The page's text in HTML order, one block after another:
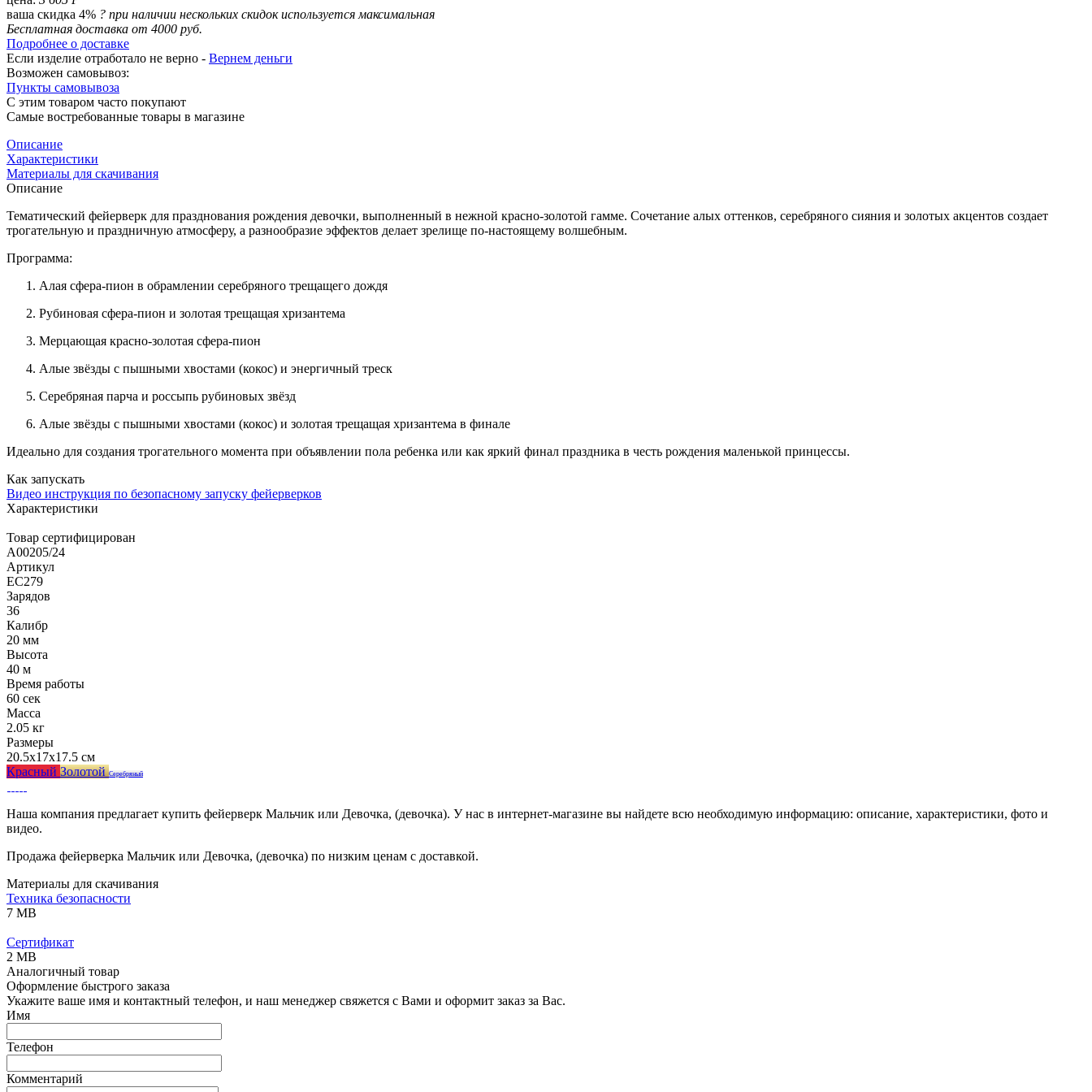
ваша скидка 4% ? при наличии нескольких скидок используется максимальная
Бесплатная доставка от 4000 руб.
Подробнее о доставке
Если изделие отработало не верно - Вернем деньги
Возможен самовывоз:
Пункты самовывоза
С этим товаром часто покупают
Самые востребованные товары в магазине
Описание
Характеристики
Материалы для скачивания
Описание
Тематический фейерверк для празднования рождения девочки, выполненный в нежной красно-золотой гамме. Сочетание алых оттенков, серебряного сияния и золотых акцентов создает
трогательную и праздничную атмосферу, а разнообразие эффектов делает зрелище по-настоящему волшебным.
Программа:
Алая сфера-пион в обрамлении серебряного трещащего дождя
Рубиновая сфера-пион и золотая трещащая хризантема
Мерцающая красно-золотая сфера-пион
Алые звёзды с пышными хвостами (кокос) и энергичный треск
Серебряная парча и россыпь рубиновых звёзд
Алые звёзды с пышными хвостами (кокос) и золотая трещащая хризантема в финале
Идеально для создания трогательного момента при объявлении пола ребенка или как яркий финал праздника в честь рождения маленькой принцессы.
Как запускать
Видео инструкция по безопасному запуску фейерверков
Характеристики
Товар сертифицирован
A00205/24
Артикул
ЕС279
Зарядов
36
Калибр
20 мм
Высота
40 м
Время работы
60 сек
Масса
2.05 кг
Размеры
20.5x17x17.5 см
Красный ЗолотойСеребряный
Наша компания предлагает купить фейерверк Мальчик или Девочка, (девочка). У нас в интернет-магазине вы найдете всю необходимую информацию: описание, характеристики, фото и
видео.
Продажа фейерверка Мальчик или Девочка, (девочка) по низким ценам с доставкой.
Материалы для скачивания
Техника безопасности
7 MB
Сертификат
2 MB
Аналогичный товар
Оформление быстрого заказа
Укажите ваше имя и контактный телефон, и наш менеджер свяжется с Вами и оформит заказ за Вас.
Имя
Телефон
Комментарий